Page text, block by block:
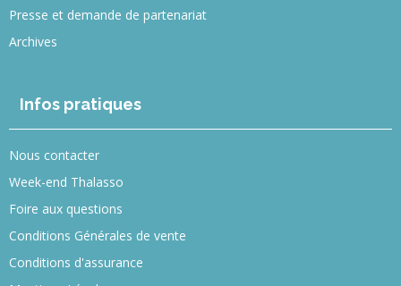
Presse et demande de partenariat
Archives
Infos pratiques
Nous contacter
Week-end Thalasso
Foire aux questions
Conditions Générales de vente
Conditions d'assurance